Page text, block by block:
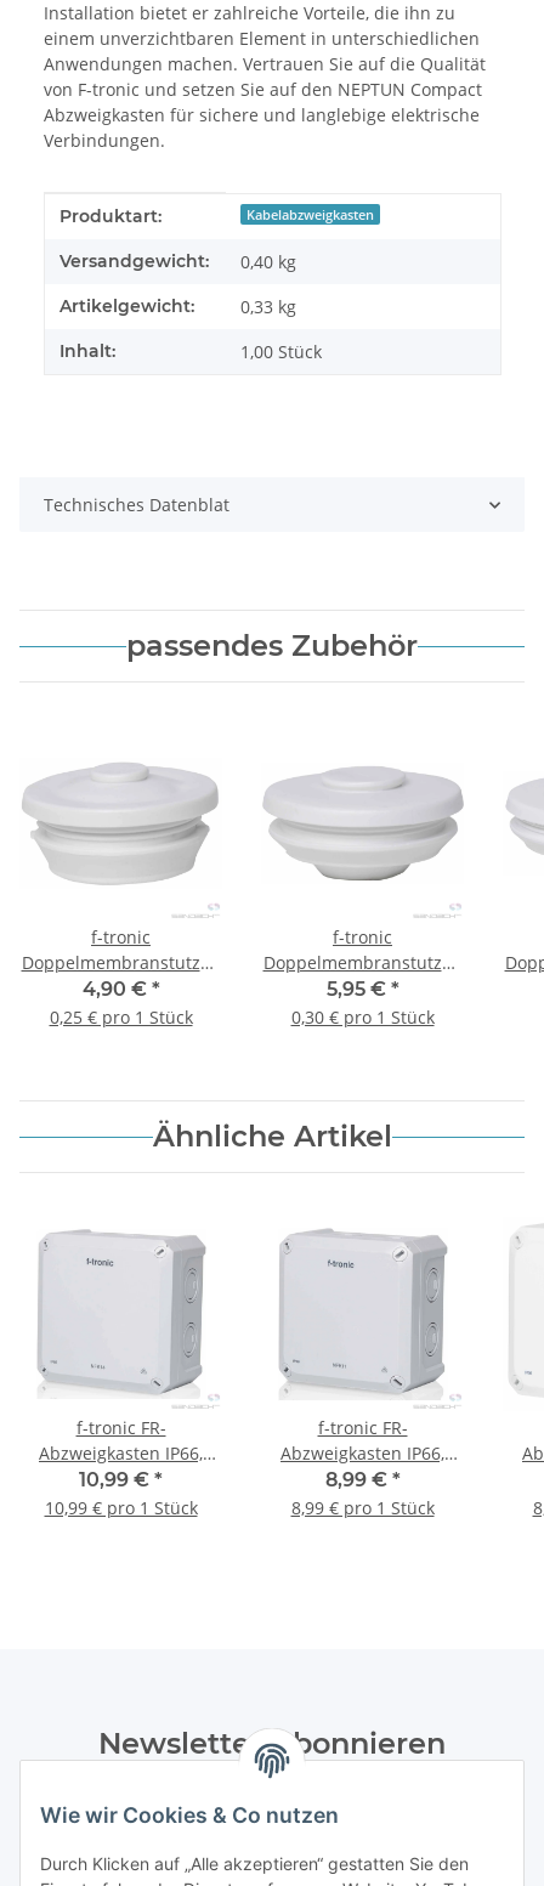
Wie wir Cookies & Co nutzen
Durch Klicken auf „Alle akzeptieren“ gestatten Sie den
Installation bietet er zahlreiche Vorteile, die ihn zu
einem unverzichtbaren Element in unterschiedlichen
Anwendungen machen. Vertrauen Sie auf die Qualität
von F-tronic und setzen Sie auf den NEPTUN Compact
Abzweigkasten für sichere und langlebige elektrische
Verbindungen.
Produkteigenschaft
Wert
Produktart: Kabelabzweigkasten
Versandgewicht: 0,40 kg
Artikelgewicht: 0,33 kg
Inhalt: 1,00 Stück
Technisches Datenblat
passendes Zubehör
f-tronic
Doppelmembranstutzen
DMS20ws, weiß, 20 Stück
4,90 € *
0,25 € pro 1 Stück
f-tronic
Doppelmembranstutzen
DMS25ws, weiß, 20 Stück
5,95 € *
0,30 € pro 1 Stück
Ähnliche Artikel
f-tronic FR-
Abzweigkasten IP66,
grau, NEPTUN Compact,
140 x140x81mm - 1
10,99 € *
10,99 € pro 1 Stück
f-tronic FR-
Abzweigkasten IP66,
grau, NEPTUN Compact,
110x110x67 - 1 Stück
8,99 € *
8,99 € pro 1 Stück
Newsletter Abonnieren
Datenschutzerklärungregelmäßig und jederzeit widerruflich